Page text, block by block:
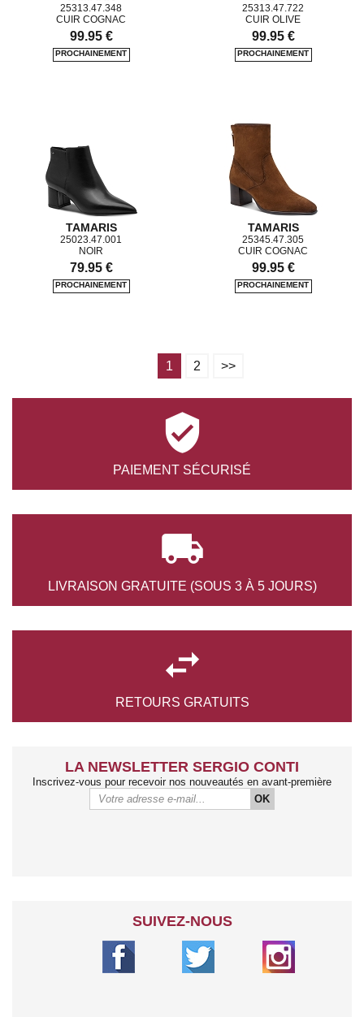
25313.47.348
CUIR COGNAC
99.95 €
25313.47.722
CUIR OLIVE
99.95 €
TAMARIS
25023.47.001
NOIR
79.95 €
TAMARIS
25345.47.305
CUIR COGNAC
99.95 €
1 2 >>

PAIEMENT SÉCURISÉ

LIVRAISON GRATUITE (SOUS 3 À 5 JOURS)

RETOURS GRATUITS
LA NEWSLETTER SERGIO CONTI
Inscrivez-vous pour recevoir nos nouveautés en avant-première
OK
SUIVEZ-NOUS